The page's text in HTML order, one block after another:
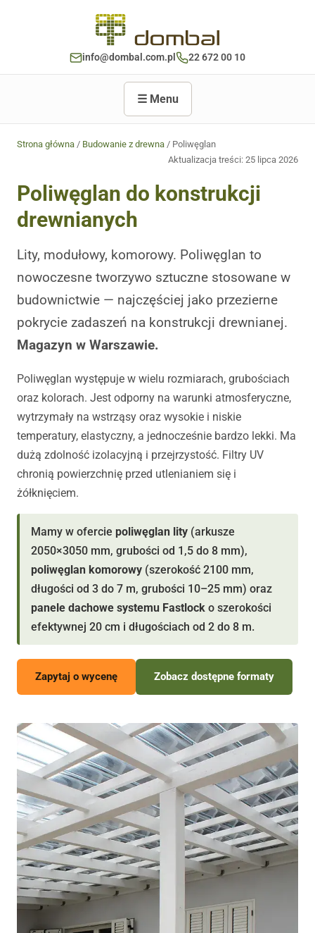
info@dombal.com.pl 22 672 00 10
☰ Menu
Strona główna / Budowanie z drewna / Poliwęglan
Aktualizacja treści: 25 lipca 2026
Poliwęglan do konstrukcji
drewnianych
Lity, modułowy, komorowy. Poliwęglan to
nowoczesne tworzywo sztuczne stosowane w
budownictwie — najczęściej jako przezierne
pokrycie zadaszeń na konstrukcji drewnianej.
Magazyn w Warszawie.
Poliwęglan występuje w wielu rozmiarach, grubościach
oraz kolorach. Jest odporny na warunki atmosferyczne,
wytrzymały na wstrząsy oraz wysokie i niskie
temperatury, elastyczny, a jednocześnie bardzo lekki. Ma
dużą zdolność izolacyjną i przejrzystość. Filtry UV
chronią powierzchnię przed utlenianiem się i
żółknięciem.
Mamy w ofercie poliwęglan lity (arkusze
2050×3050 mm, grubości od 1,5 do 8 mm),
poliwęglan komorowy (szerokość 2100 mm,
długości od 3 do 7 m, grubości 10–25 mm) oraz
panele dachowe systemu Fastlock o szerokości
efektywnej 20 cm i długościach od 2 do 8 m.
Zapytaj o wycenę Zobacz dostępne formaty